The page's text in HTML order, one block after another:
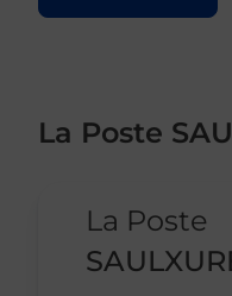
La Poste
La Poste